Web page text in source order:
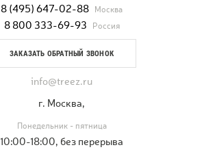
8 (495) 647-02-88 Москва
8 800 333-69-93 Россия
ЗАКАЗАТЬ ОБРАТНЫЙ ЗВОНОК
info@treez.ru
г. Москва,
Понедельник - пятница
10:00-18:00, без перерыва